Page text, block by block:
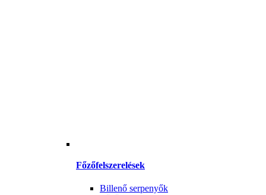
Főzőfelszerelések
Billenő serpenyők